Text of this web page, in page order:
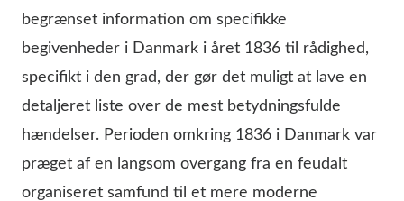
begrænset information om specifikke
begivenheder i Danmark i året 1836 til rådighed,
specifikt i den grad, der gør det muligt at lave en
detaljeret liste over de mest betydningsfulde
hændelser. Perioden omkring 1836 i Danmark var
præget af en langsom overgang fra en feudalt
organiseret samfund til et mere moderne